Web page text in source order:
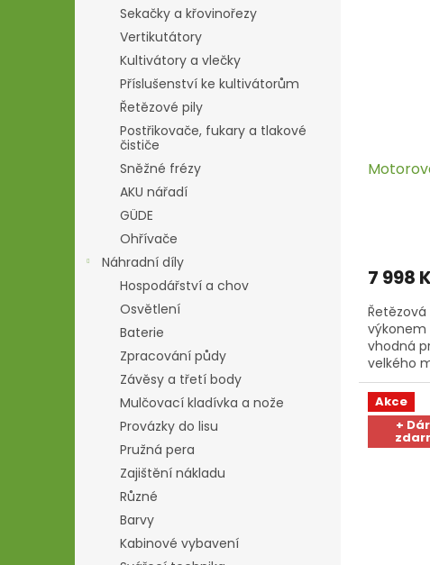
Sekačky a křovinořezy
Vertikutátory
Kultivátory a vlečky
Příslušenství ke kultivátorům
Řetězové pily
Postřikovače, fukary a tlakové
čističe
Sněžné frézy
AKU nářadí
GÜDE
Ohřívače
Náhradní díly
Hospodářství a chov
Osvětlení
Baterie
Zpracování půdy
Závěsy a třetí body
Mulčovací kladívka a nože
Provázky do lisu
Pružná pera
Zajištění nákladu
Různé
Barvy
Kabinové vybavení
7 998
vhodná
velkého
tvrdého
stromů,
Akce
+